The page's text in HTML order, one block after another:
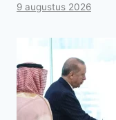
9 augustus 2026